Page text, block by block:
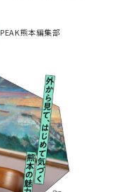
PEAK熊本編集部